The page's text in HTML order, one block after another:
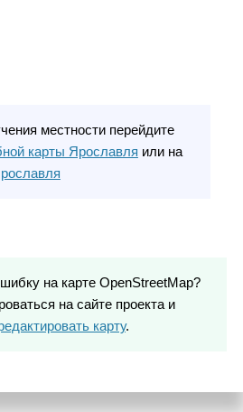
местности перейдите
карты Ярославля или на
на карте OpenStreetMap?
на сайте проекта и
карту.